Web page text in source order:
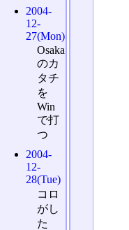
2004-
12-
27(Mon)
Osaka
のカ
タチ
を
Win
で打
つ
2004-
12-
28(Tue)
コロ
がし
た